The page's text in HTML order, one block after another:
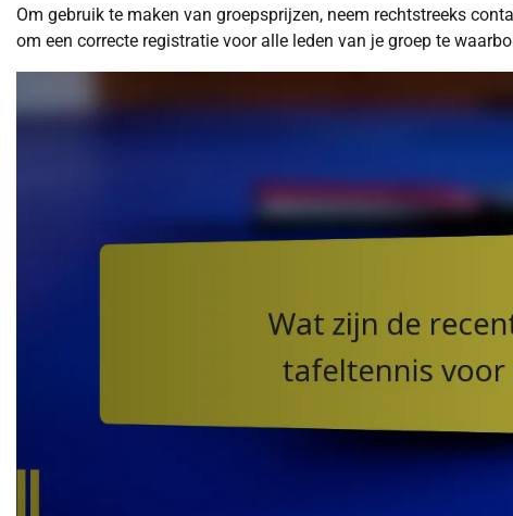
Om gebruik te maken van groepsprijzen, neem rechtstreeks
om een correcte registratie voor alle leden van je groep te